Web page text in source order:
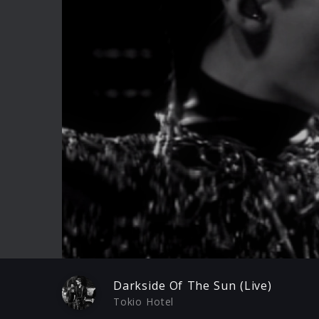
Play
Darkside Of The Sun (Live)
Tokio Hotel